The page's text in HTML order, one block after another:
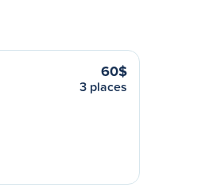
60$
3 places